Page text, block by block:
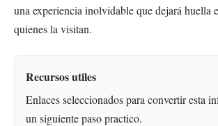
una experiencia inolvidable que dejará huella
quienes la visitan.
Recursos utiles
Enlaces seleccionados para convertir esta
un siguiente paso practico.